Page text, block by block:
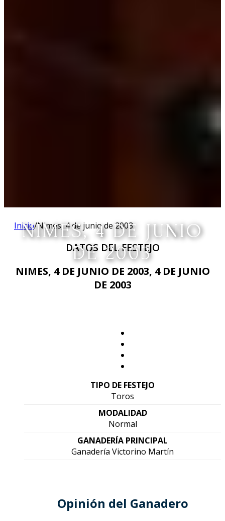
NIMES, 4 DE JUNIO
DE 2003
Inicio/Nimes, 4 de junio de 2003
DATOS DEL FESTEJO
NIMES, 4 DE JUNIO DE 2003, 4 DE JUNIO
DE 2003
TIPO DE FESTEJO
Toros
MODALIDAD
Normal
GANADERÍA PRINCIPAL
Ganadería Victorino Martín
Opinión del Ganadero